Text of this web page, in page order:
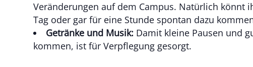
Veränderungen auf dem Campus. Natürlich könnt
Tag oder gar für eine Stunde spontan dazu
Getränke und Musik:Damit kleine Pausen und
kommen, ist für Verpflegung gesorgt.